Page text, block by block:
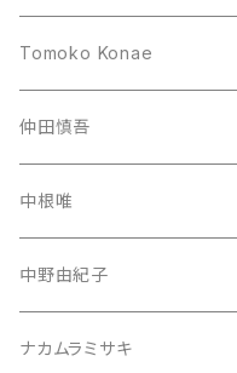
Tomoko Konae
仲田慎吾
中根唯
中野由紀子
ナカムラミサキ